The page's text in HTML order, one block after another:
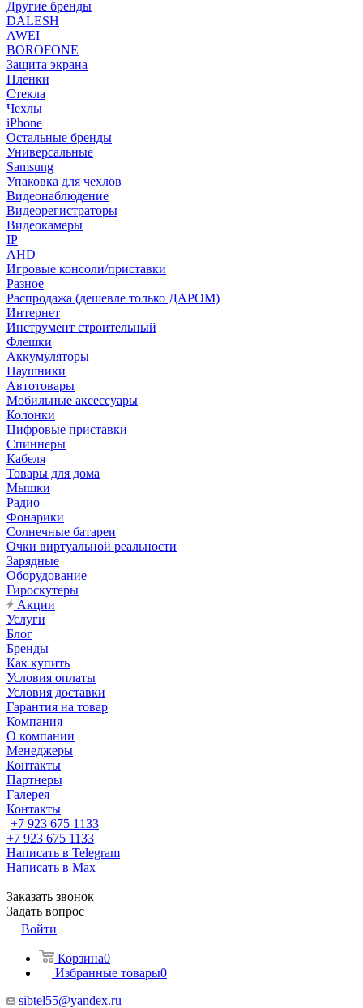
Другие бренды
DALESH
AWEI
BOROFONE
Защита экрана
Пленки
Стекла
Чехлы
iPhone
Остальные бренды
Универсальные
Samsung
Упаковка для чехлов
Видеонаблюдение
Видеорегистраторы
Видеокамеры
IP
AHD
Игровые консоли/приставки
Разное
Распродажа (дешевле только ДАРОМ)
Интернет
Инструмент строительный
Флешки
Аккумуляторы
Наушники
Автотовары
Мобильные аксессуары
Колонки
Цифровые приставки
Спиннеры
Кабеля
Товары для дома
Мышки
Радио
Фонарики
Солнечные батареи
Очки виртуальной реальности
Зарядные
Оборудование
Гироскутеры
Акции
Услуги
Блог
Бренды
Как купить
Условия оплаты
Условия доставки
Гарантия на товар
Компания
О компании
Менеджеры
Контакты
Партнеры
Галерея
Контакты
+7 923 675 1133
+7 923 675 1133
Написать в Telegram
Написать в Max
Заказать звонок
Задать вопрос
Войти
Корзина0
Избранные товары0
sibtel55@yandex.ru